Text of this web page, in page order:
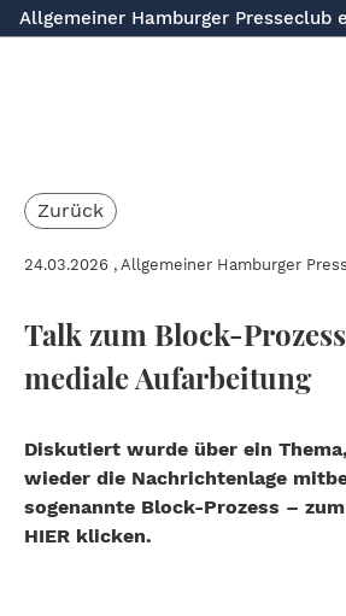
Allgemeiner Hamburger Presseclub
Zurück
24.03.2026 , Allgemeiner Hamburger
Talk zum Block-
mediale Aufarbeitung
Diskutiert wurde über ein
wieder die Nachrichtenlage
sogenannte Block-Prozess –
HIER klicken.